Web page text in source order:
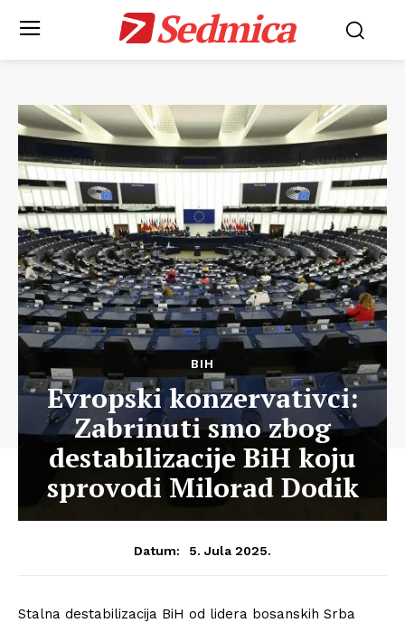
Sedmica
BIH
Evropski konzervativci:
Zabrinuti smo zbog
destabilizacije BiH koju
sprovodi Milorad Dodik
Datum: 5. Jula 2025.
Stalna destabilizacija BiH od lidera bosanskih Srba